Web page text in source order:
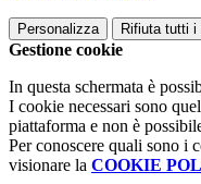
Personalizza Rifiuta tutti i
Gestione cookie
In questa schermata è
I cookie necessari sono
piattaforma e non è
Per conoscere quali sono i
visionare la COOKIE